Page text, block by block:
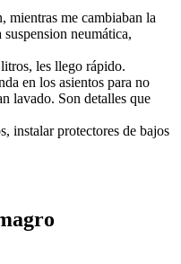
mientras me cambiaban la
neumática,
les llego rápido.
en los asientos para no
lavado. Son detalles que
instalar protectores de bajos